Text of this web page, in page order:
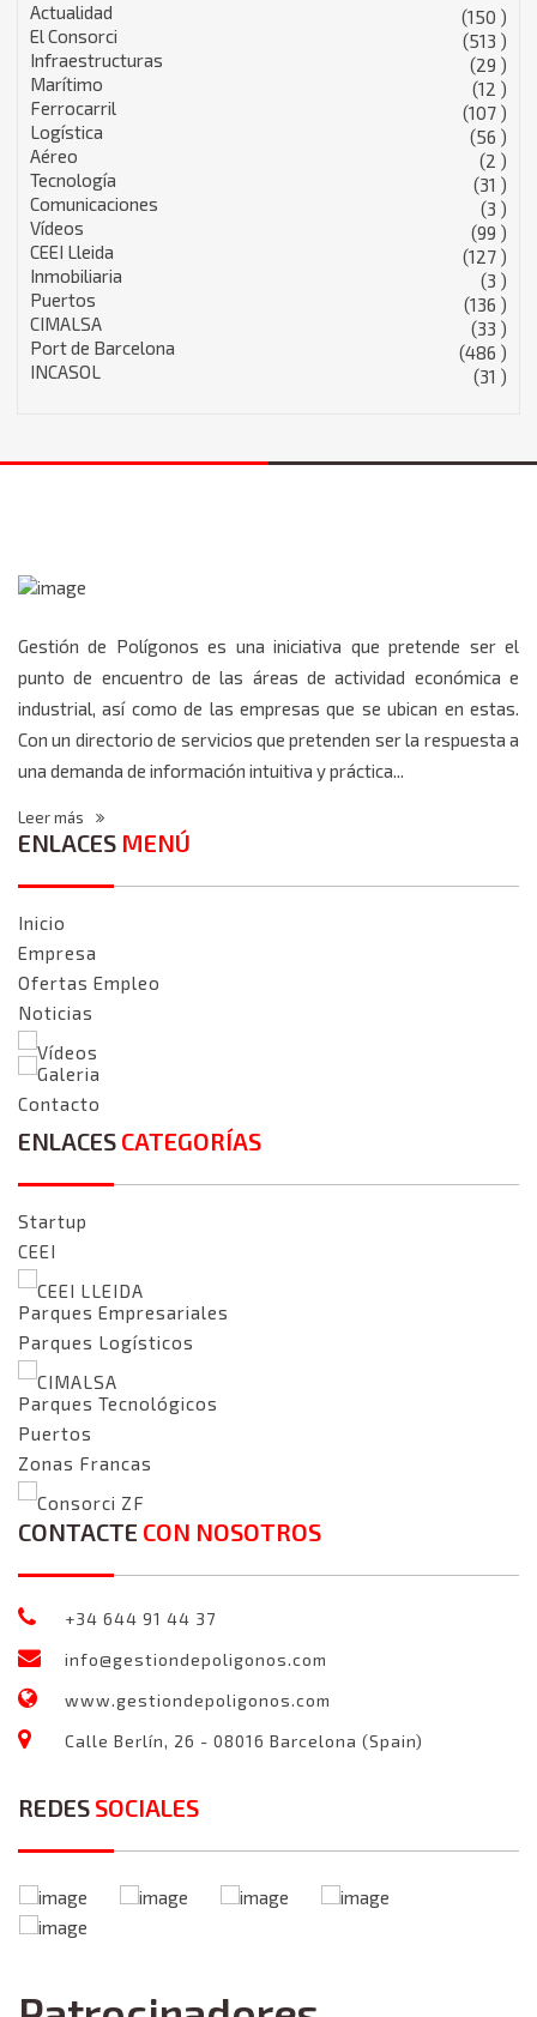
Actualidad
(150 )
El Consorci
(513 )
Infraestructuras
(29 )
Marítimo
(12 )
Ferrocarril
(107 )
Logística
(56 )
Aéreo
(2 )
Tecnología
(31 )
Comunicaciones
(3 )
Vídeos
(99 )
CEEI Lleida
(127 )
Inmobiliaria
(3 )
Puertos
(136 )
CIMALSA
(33 )
Port de Barcelona
(486 )
INCASOL
(31 )
Gestión de Polígonos es una iniciativa que pretende ser el
punto de encuentro de las áreas de actividad económica e
industrial, así como de las empresas que se ubican en estas.
Con un directorio de servicios que pretenden ser la respuesta a
una demanda de información intuitiva y práctica...
Leer más
ENLACES MENÚ
Inicio
Empresa
Ofertas Empleo
Noticias
Vídeos
Galeria
Contacto
ENLACES CATEGORÍAS
Startup
CEEI
CEEI LLEIDA
Parques Empresariales
Parques Logísticos
CIMALSA
Parques Tecnológicos
Puertos
Zonas Francas
Consorci ZF
CONTACTE CON NOSOTROS
+34 644 91 44 37
info@gestiondepoligonos.com
www.gestiondepoligonos.com
Calle Berlín, 26 - 08016 Barcelona (Spain)
REDES SOCIALES